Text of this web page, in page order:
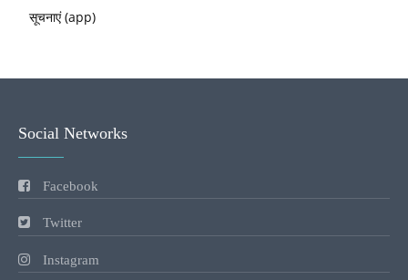
सूचनाएं (app)
Social Networks
Facebook
Twitter
Instagram